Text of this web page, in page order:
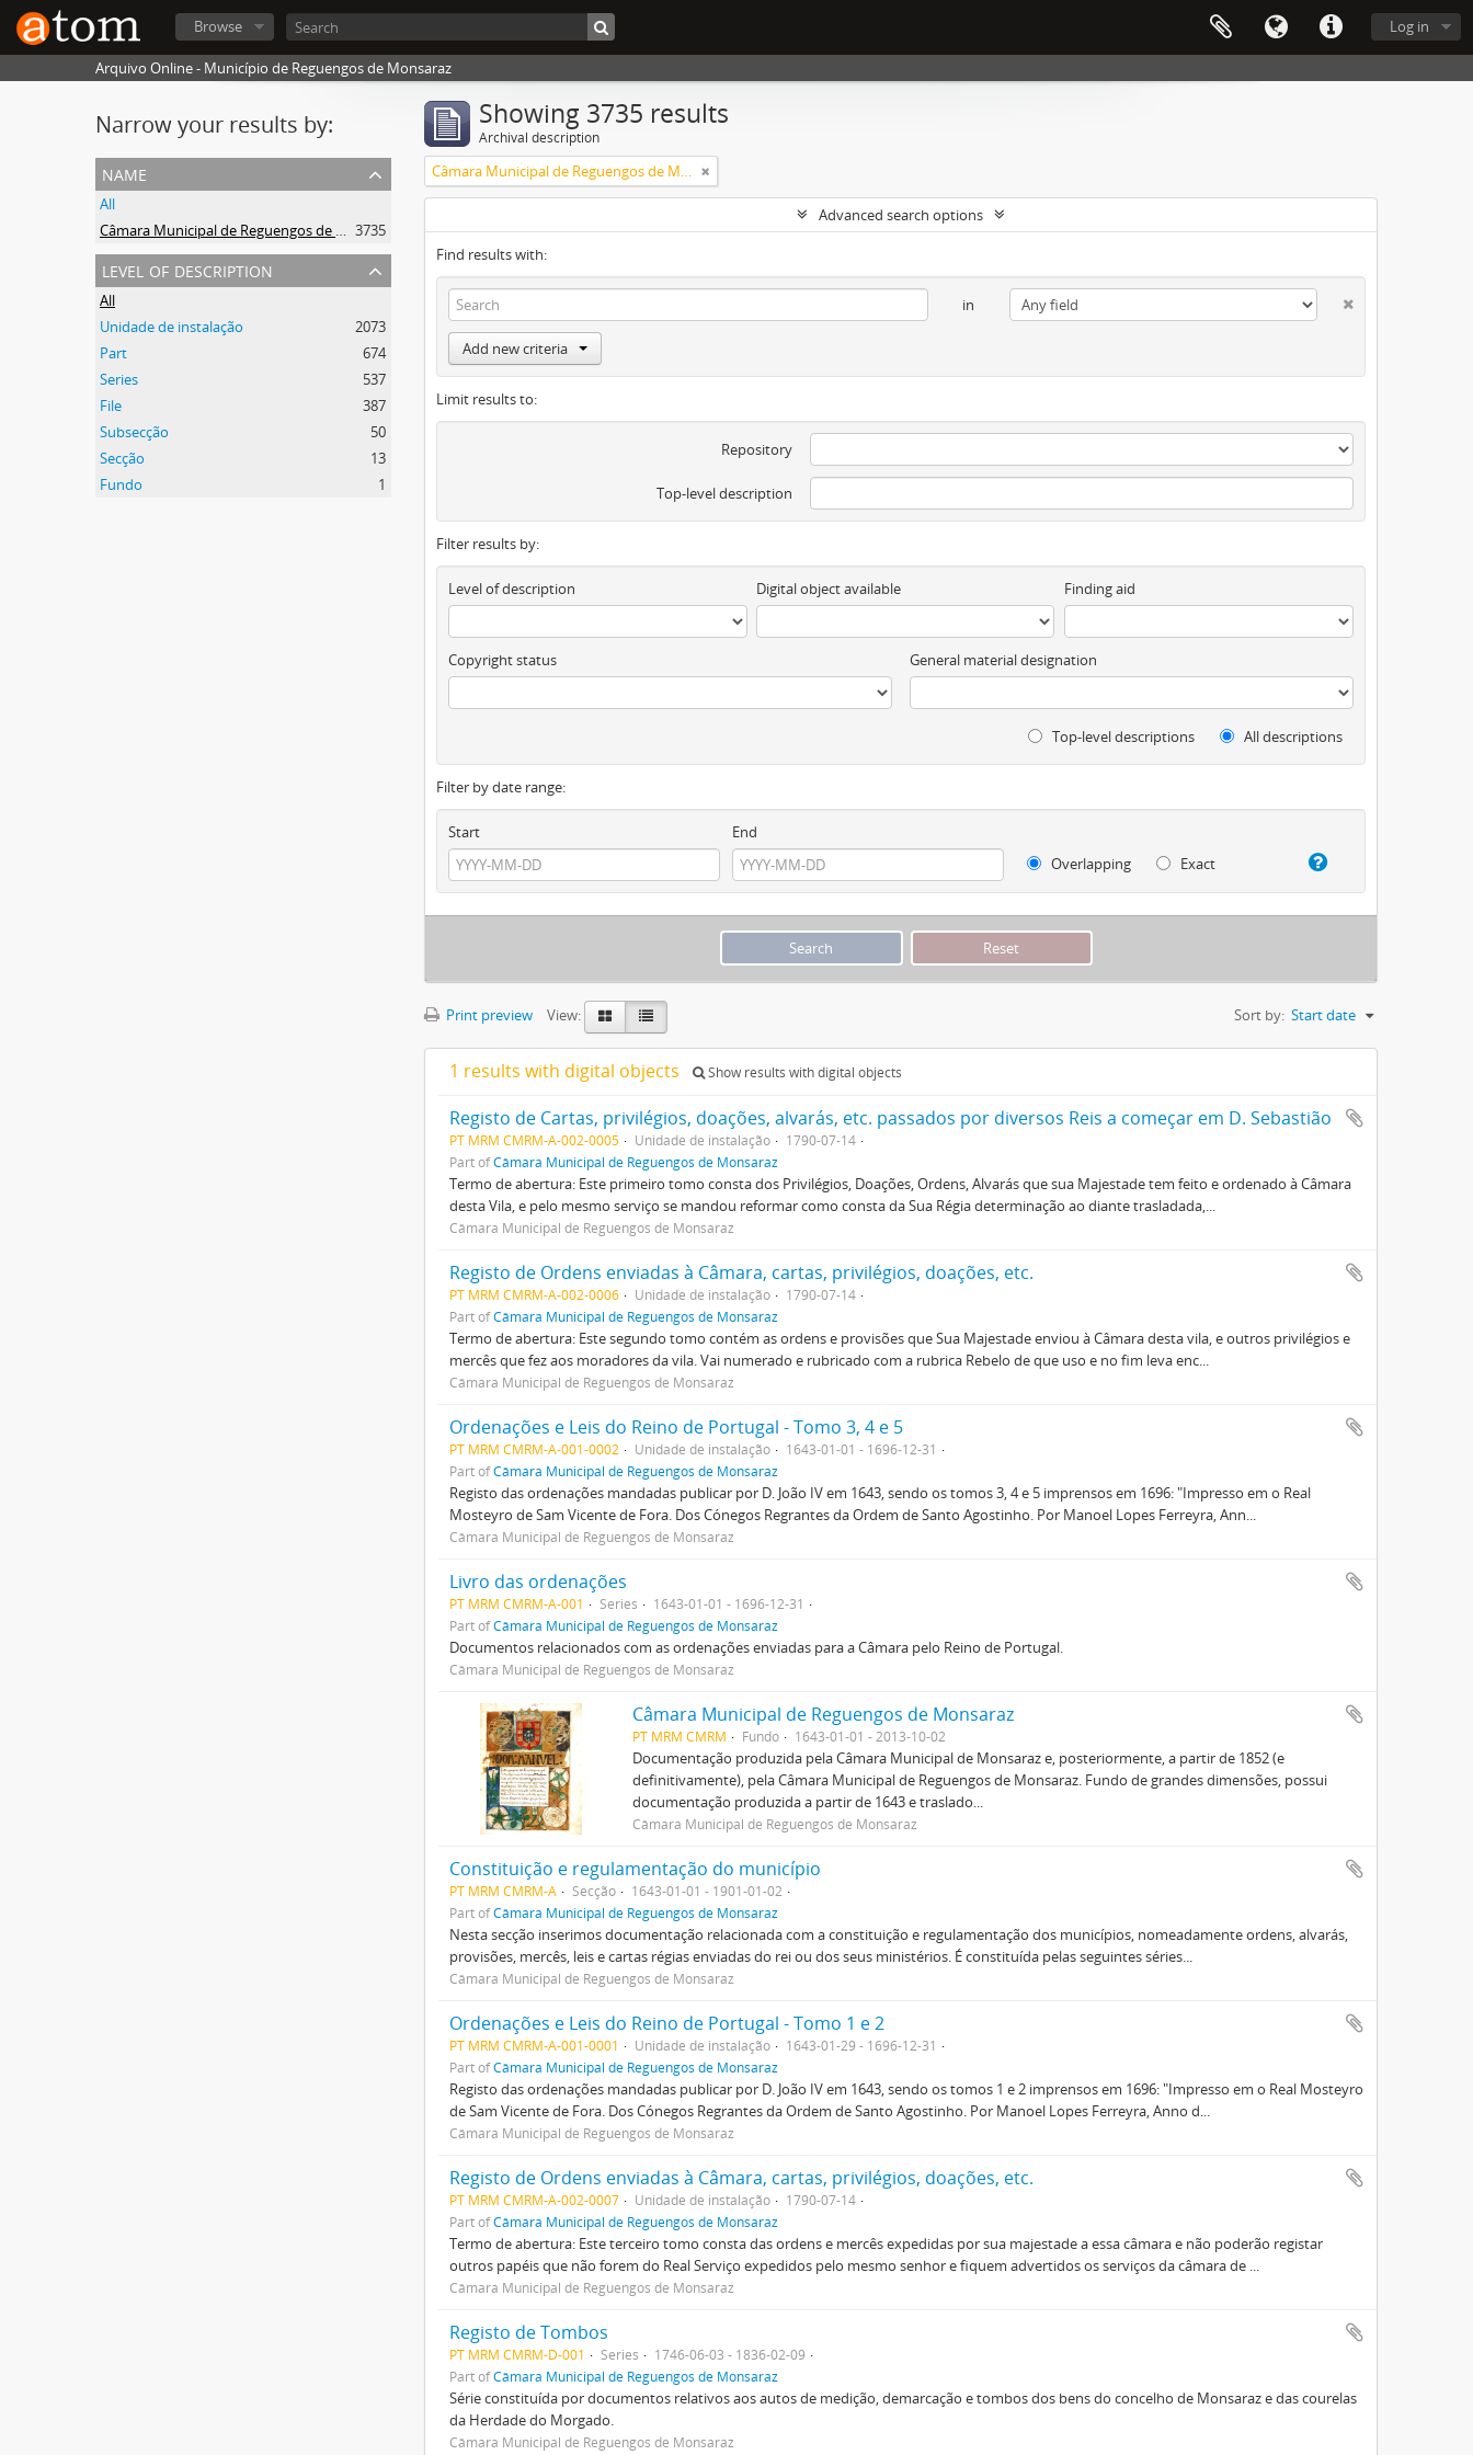
Log in
Browse
Arquivo Online - Município de Reguengos de Monsaraz
Narrow your results by:
name
All
Câmara Municipal de Reguengos de Monsaraz 3735
level of description
All
Unidade de instalação
2073
Part
674
Series
537
File
387
Subsecção
50
Secção
13
Fundo
1
Showing 3735 results
Archival description
Câmara Municipal de Reguengos de Monsaraz
Advanced search options
Find results with:
in
Add new criteria
Limit results to:
Repository
Top-level description
Filter results by:
Level of description Digital object available Finding aid
Copyright status General material designation
Top-level descriptions All descriptions
Filter by date range:
Start
End
Overlapping
Exact
Print preview View: Sort by: Start date
1 results with digital objects Show results with digital objects
Registo de Cartas, privilégios, doações, alvarás, etc. passados por diversos Reis a começar em D. Sebastião
PT MRM CMRM-A-002-0005 Unidade de instalação
1790-07-14
Part ofCâmara Municipal de Reguengos de Monsaraz
Termo de abertura: Este primeiro tomo consta dos Privilégios, Doações, Ordens, Alvarás que sua Majestade tem feito e ordenado à Câmara
desta Vila, e pelo mesmo serviço se mandou reformar como consta da Sua Régia determinação ao diante trasladada,...
Câmara Municipal de Reguengos de Monsaraz
Registo de Ordens enviadas à Câmara, cartas, privilégios, doações, etc.
PT MRM CMRM-A-002-0006 Unidade de instalação
1790-07-14
Part ofCâmara Municipal de Reguengos de Monsaraz
Termo de abertura: Este segundo tomo contém as ordens e provisões que Sua Majestade enviou à Câmara desta vila, e outros privilégios e
mercês que fez aos moradores da vila. Vai numerado e rubricado com a rubrica Rebelo de que uso e no fim leva enc...
Câmara Municipal de Reguengos de Monsaraz
Ordenações e Leis do Reino de Portugal - Tomo 3, 4 e 5
PT MRM CMRM-A-001-0002 Unidade de instalação
1643-01-01 - 1696-12-31
Part ofCâmara Municipal de Reguengos de Monsaraz
Registo das ordenações mandadas publicar por D. João IV em 1643, sendo os tomos 3, 4 e 5 imprensos em 1696: "Impresso em o Real
Mosteyro de Sam Vicente de Fora. Dos Cónegos Regrantes da Ordem de Santo Agostinho. Por Manoel Lopes Ferreyra, Ann...
Câmara Municipal de Reguengos de Monsaraz
Livro das ordenações
PT MRM CMRM-A-001 Series
1643-01-01 - 1696-12-31
Part ofCâmara Municipal de Reguengos de Monsaraz
Documentos relacionados com as ordenações enviadas para a Câmara pelo Reino de Portugal.
Câmara Municipal de Reguengos de Monsaraz
Câmara Municipal de Reguengos de Monsaraz
PT MRM CMRM Fundo 1643-01-01 - 2013-10-02
Documentação produzida pela Câmara Municipal de Monsaraz e, posteriormente, a partir de 1852 (e
definitivamente), pela Câmara Municipal de Reguengos de Monsaraz. Fundo de grandes dimensões, possui
documentação produzida a partir de 1643 e traslado...
Câmara Municipal de Reguengos de Monsaraz
Constituição e regulamentação do município
PT MRM CMRM-A Secção
1643-01-01 - 1901-01-02
Part ofCâmara Municipal de Reguengos de Monsaraz
Nesta secção inserimos documentação relacionada com a constituição e regulamentação dos municípios, nomeadamente ordens, alvarás,
provisões, mercês, leis e cartas régias enviadas do rei ou dos seus ministérios. É constituída pelas seguintes séries...
Câmara Municipal de Reguengos de Monsaraz
Ordenações e Leis do Reino de Portugal - Tomo 1 e 2
PT MRM CMRM-A-001-0001 Unidade de instalação
1643-01-29 - 1696-12-31
Part ofCâmara Municipal de Reguengos de Monsaraz
Registo das ordenações mandadas publicar por D. João IV em 1643, sendo os tomos 1 e 2 imprensos em 1696: "Impresso em o Real Mosteyro
de Sam Vicente de Fora. Dos Cónegos Regrantes da Ordem de Santo Agostinho. Por Manoel Lopes Ferreyra, Anno d...
Câmara Municipal de Reguengos de Monsaraz
Registo de Ordens enviadas à Câmara, cartas, privilégios, doações, etc.
PT MRM CMRM-A-002-0007 Unidade de instalação
1790-07-14
Part ofCâmara Municipal de Reguengos de Monsaraz
Termo de abertura: Este terceiro tomo consta das ordens e mercês expedidas por sua majestade a essa câmara e não poderão registar
outros papéis que não forem do Real Serviço expedidos pelo mesmo senhor e fiquem advertidos os serviços da câmara de ...
Câmara Municipal de Reguengos de Monsaraz
Registo de Tombos
PT MRM CMRM-D-001 Series
1746-06-03 - 1836-02-09
Part ofCâmara Municipal de Reguengos de Monsaraz
Série constituída por documentos relativos aos autos de medição, demarcação e tombos dos bens do concelho de Monsaraz e das courelas
da Herdade do Morgado.
Câmara Municipal de Reguengos de Monsaraz